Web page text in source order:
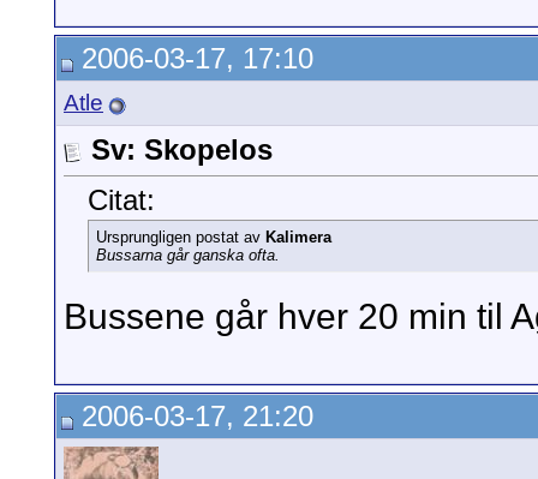
2006-03-17, 17:10
Atle
Sv: Skopelos
Citat:
Ursprungligen postat av Kalimera
Bussarna går ganska ofta.
Bussene går hver 20 min til
2006-03-17, 21:20